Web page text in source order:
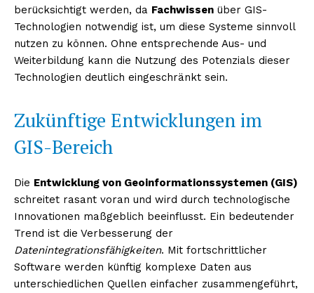
berücksichtigt werden, da Fachwissen über GIS-
Technologien notwendig ist, um diese Systeme sinnvoll
nutzen zu können. Ohne entsprechende Aus- und
Weiterbildung kann die Nutzung des Potenzials dieser
Technologien deutlich eingeschränkt sein.
Zukünftige Entwicklungen im
GIS-Bereich
Die Entwicklung von Geoinformationssystemen (GIS)
schreitet rasant voran und wird durch technologische
Innovationen maßgeblich beeinflusst. Ein bedeutender
Trend ist die Verbesserung der
Datenintegrationsfähigkeiten. Mit fortschrittlicher
Software werden künftig komplexe Daten aus
unterschiedlichen Quellen einfacher zusammengeführt,